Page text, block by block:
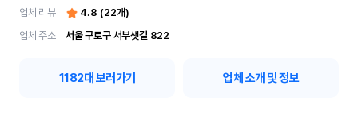
업체 리뷰
4.8 (22개)
업체 주소
서울 구로구 서부샛길 822
1182대 보러가기 업체 소개 및 정보